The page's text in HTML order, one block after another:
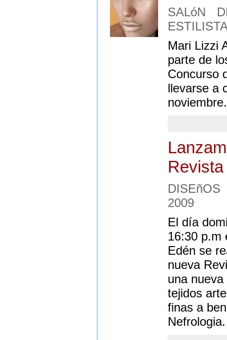
SALóN
Mari Lizzi
parte de
Concurso
llevarse a
noviembre.
2009
El día
16:30 p.m
Edén se
nueva
una
tejidos
finas a
Nefrologia.